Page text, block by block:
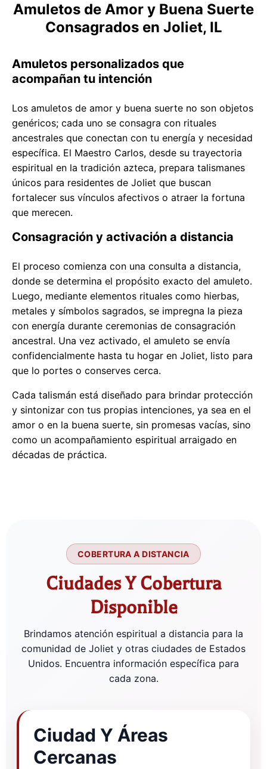
Amuletos de Amor y Buena Suerte
Consagrados en Joliet, IL
Amuletos personalizados que
acompañan tu intención
Los amuletos de amor y buena suerte no son objetos
genéricos; cada uno se consagra con rituales
ancestrales que conectan con tu energía y necesidad
específica. El Maestro Carlos, desde su trayectoria
espiritual en la tradición azteca, prepara talismanes
únicos para residentes de Joliet que buscan
fortalecer sus vínculos afectivos o atraer la fortuna
que merecen.
Consagración y activación a distancia
El proceso comienza con una consulta a distancia,
donde se determina el propósito exacto del amuleto.
Luego, mediante elementos rituales como hierbas,
metales y símbolos sagrados, se impregna la pieza
con energía durante ceremonias de consagración
ancestral. Una vez activado, el amuleto se envía
confidencialmente hasta tu hogar en Joliet, listo para
que lo portes o conserves cerca.
Cada talismán está diseñado para brindar protección
y sintonizar con tus propias intenciones, ya sea en el
amor o en la buena suerte, sin promesas vacías, sino
como un acompañamiento espiritual arraigado en
décadas de práctica.
COBERTURA A DISTANCIA
Ciudades Y Cobertura
Disponible
Brindamos atención espiritual a distancia para la
comunidad de Joliet y otras ciudades de Estados
Unidos. Encuentra información específica para
cada zona.
Ciudad Y Áreas
Cercanas